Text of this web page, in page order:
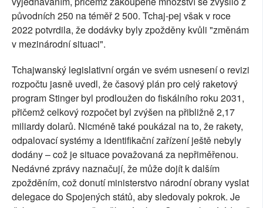
původních 250 na téměř 2 500. Tchaj-pej však v roce
2022 potvrdila, že dodávky byly zpožděny kvůli "změnám
v mezinárodní situaci".
Tchajwanský legislativní orgán ve svém usnesení o revizi
rozpočtu jasně uvedl, že časový plán pro celý raketový
program Stinger byl prodloužen do fiskálního roku 2031,
přičemž celkový rozpočet byl zvýšen na přibližně 2,17
miliardy dolarů. Nicméně také poukázal na to, že rakety,
odpalovací systémy a identifikační zařízení ještě nebyly
dodány – což je situace považovaná za nepřiměřenou.
Nedávné zprávy naznačují, že může dojít k dalším
zpožděním, což donutí ministerstvo národní obrany vyslat
delegace do Spojených států, aby sledovaly pokrok. Je